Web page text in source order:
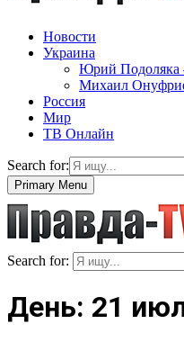
Новости
Украина
Юрий
Михаил
Россия
Мир
ТВ Онлайн
Search for:
Primary Menu
Search for:
День: 21